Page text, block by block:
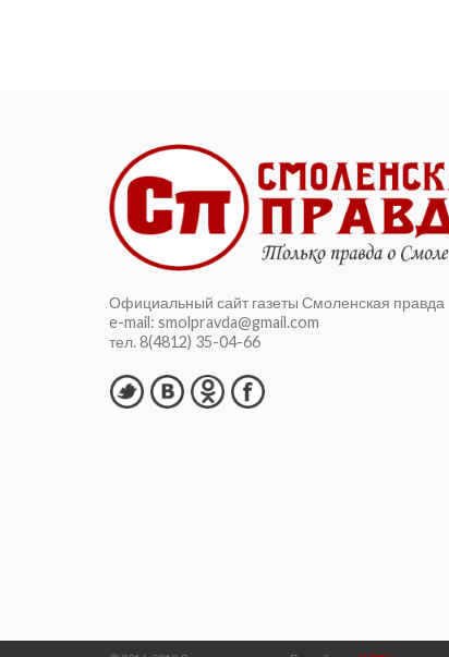
Официальный сайт газеты Смоленская правда
e-mail: smolpravda@gmail.com
тел. 8(4812) 35-04-66